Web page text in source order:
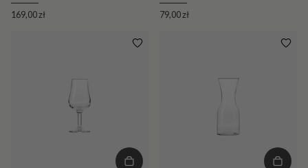
169,00 zł 79,00 zł